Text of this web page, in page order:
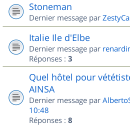
Stoneman
Dernier message par
Italie Ile d'Elbe
Dernier message par
Réponses : 3
Quel hôtel pour
AINSA
Dernier message par
10:48
Réponses : 8